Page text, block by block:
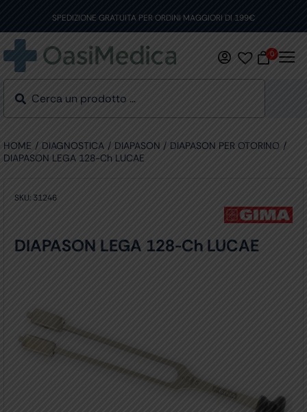
content
SPEDIZIONE GRATUITA PER ORDINI MAGGIORI DI 199€
0
HOME DIAGNOSTICA DIAPASON
DIAPASON PER OTORINO
DIAPASON LEGA 128-Ch LUCAE
SKU: 31246
DIAPASON LEGA 128-Ch LUCAE